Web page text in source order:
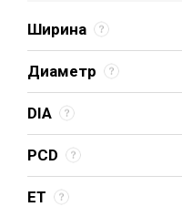
Ширина
Диаметр
DIA
PCD
ET